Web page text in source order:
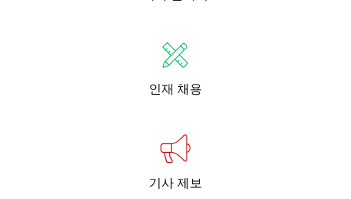
인재 채용
기사 제보